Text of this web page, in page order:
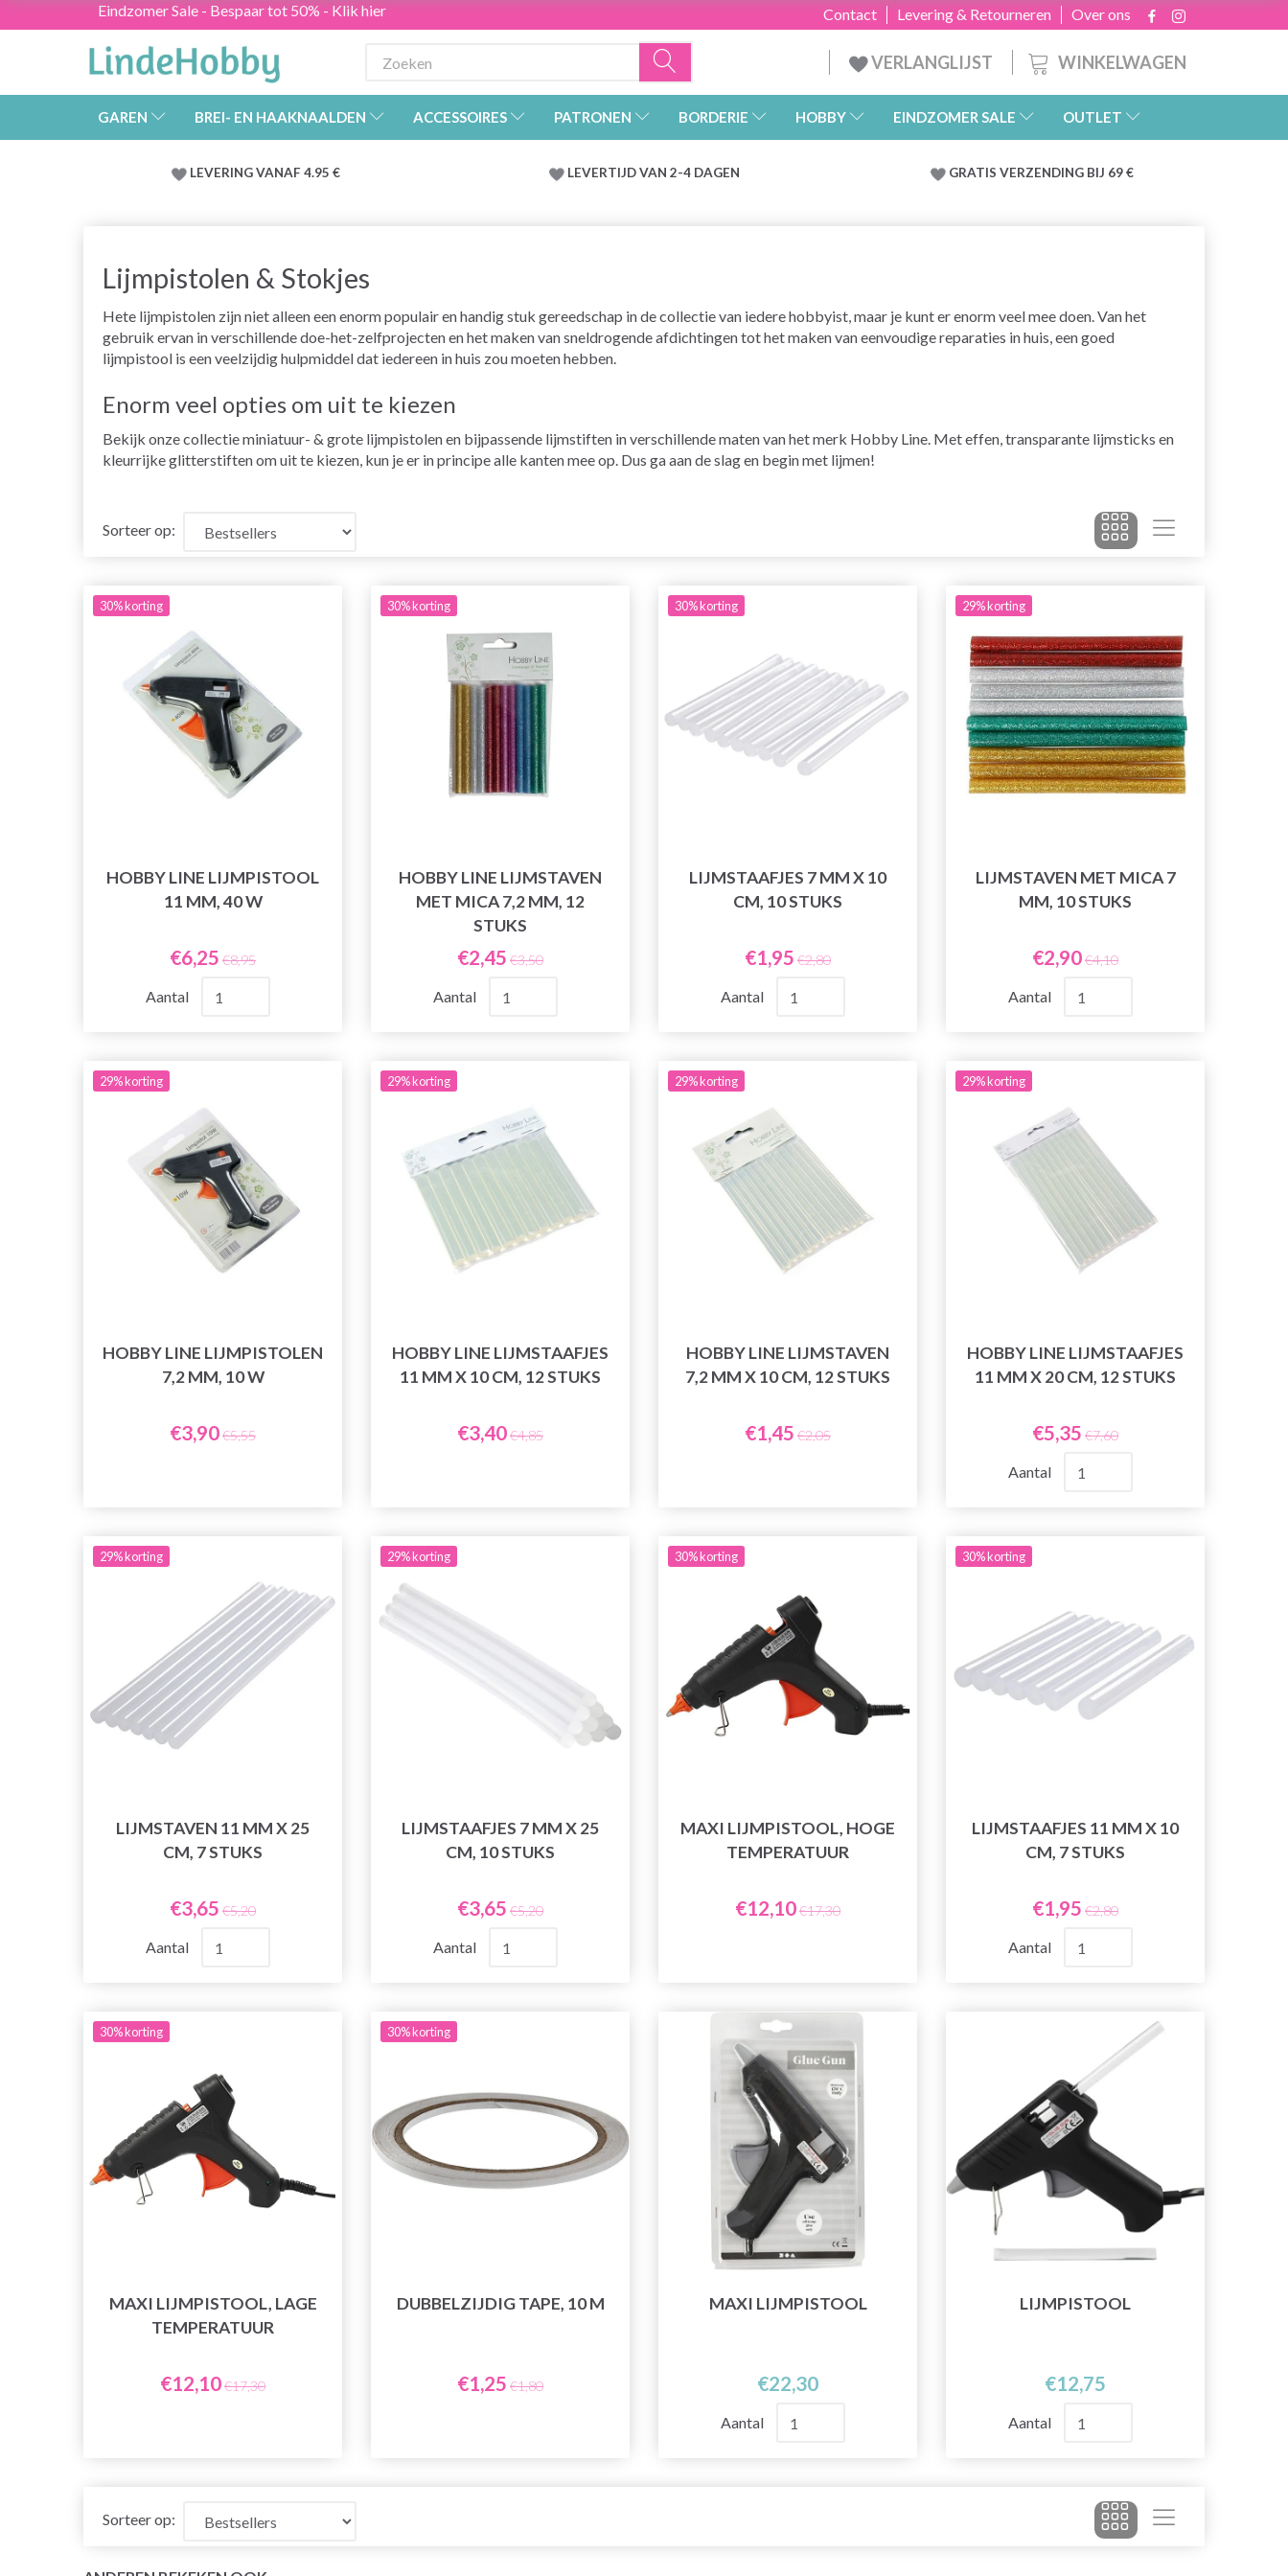
Eindzomer Sale - Bespaar tot 50% - Klik hier Over ons
Levering & Retourneren
Contact
WINKELWAGEN
VERLANGLIJST
GAREN BREI- EN HAAKNAALDEN ACCESSOIRES PATRONEN BORDERIE HOBBY EINDZOMER SALE OUTLET
LEVERING VANAF 4.95 € LEVERTIJD VAN 2-4 DAGEN GRATIS VERZENDING BIJ 69 €
Lijmpistolen & Stokjes
Hete lijmpistolen zijn niet alleen een enorm populair en handig stuk gereedschap in de collectie van iedere hobbyist, maar je kunt er enorm veel mee doen. Van het
gebruik ervan in verschillende doe-het-zelfprojecten en het maken van sneldrogende afdichtingen tot het maken van eenvoudige reparaties in huis, een goed
lijmpistool is een veelzijdig hulpmiddel dat iedereen in huis zou moeten hebben.
Enorm veel opties om uit te kiezen
Bekijk onze collectie miniatuur- & grote lijmpistolen en bijpassende lijmstiften in verschillende maten van het merk Hobby Line. Met effen, transparante lijmsticks en
kleurrijke glitterstiften om uit te kiezen, kun je er in principe alle kanten mee op. Dus ga aan de slag en begin met lijmen!
Sorteer op:
30% korting
HOBBY LINE LIJMPISTOOL
11 MM, 40 W
€6,25 €8,95
Aantal
30% korting
HOBBY LINE LIJMSTAVEN
MET MICA 7,2 MM, 12
STUKS
€2,45 €3,50
Aantal
30% korting
LIJMSTAAFJES 7 MM X 10
CM, 10 STUKS
€1,95 €2,80
Aantal
29% korting
LIJMSTAVEN MET MICA 7
MM, 10 STUKS
€2,90€4,10
Aantal
29% korting
HOBBY LINE LIJMPISTOLEN
7,2 MM, 10 W
€3,90€5,55
29% korting
HOBBY LINE LIJMSTAAFJES
11 MM X 10 CM, 12 STUKS
€3,40€4,85
29% korting
HOBBY LINE LIJMSTAVEN
7,2 MM X 10 CM, 12 STUKS
€1,45 €2,05
29% korting
HOBBY LINE LIJMSTAAFJES
11 MM X 20 CM, 12 STUKS
€5,35 €7,60
Aantal
29% korting
LIJMSTAVEN 11 MM X 25
CM, 7 STUKS
€3,65 €5,20
Aantal
29% korting
LIJMSTAAFJES 7 MM X 25
CM, 10 STUKS
€3,65 €5,20
Aantal
30% korting
MAXI LIJMPISTOOL, HOGE
TEMPERATUUR
€12,10€17,30
30% korting
LIJMSTAAFJES 11 MM X 10
CM, 7 STUKS
€1,95 €2,80
Aantal
30% korting
MAXI LIJMPISTOOL, LAGE
TEMPERATUUR
€12,10€17,30
30% korting
DUBBELZIJDIG TAPE, 10 M
€1,25 €1,80
MAXI LIJMPISTOOL
€22,30
Aantal
LIJMPISTOOL
€12,75
Aantal
Sorteer op: